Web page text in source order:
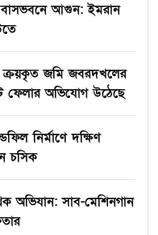
বাসভবনে আগুন: ইমরান
ক্রয়কৃত জমি জবরদখলের
ফেলার অভিযোগ উঠেছে
নির্মাণে দক্ষিণ
চসিক
অভিযান: সাব-মেশিনগান